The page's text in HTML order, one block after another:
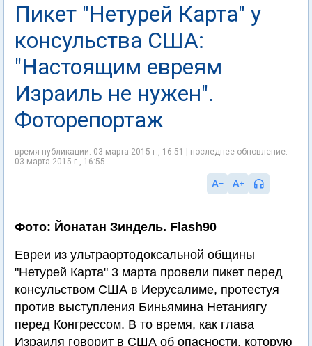
Пикет "Нетурей Карта" у
консульства США:
"Настоящим евреям
Израиль не нужен".
Фоторепортаж
время публикации: 03 марта 2015 г., 16:51 | последнее обновление:
03 марта 2015 г., 16:55
Фото: Йонатан Зиндель. Flash90
Евреи из ультраортодоксальной общины
"Нетурей Карта" 3 марта провели пикет перед
консульством США в Иерусалиме, протестуя
против выступления Биньямина Нетаниягу
перед Конгрессом. В то время, как глава
Израиля говорит в США об опасности, которую